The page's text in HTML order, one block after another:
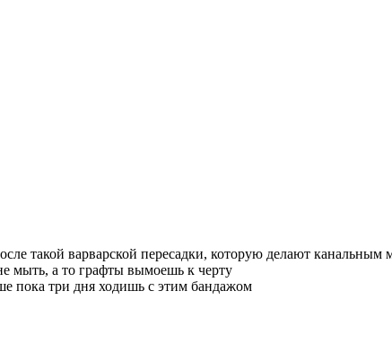
такой варварской пересадки, которую делают канальным
мыть, а то графты вымоешь к черту
пока три дня ходишь с этим бандажом